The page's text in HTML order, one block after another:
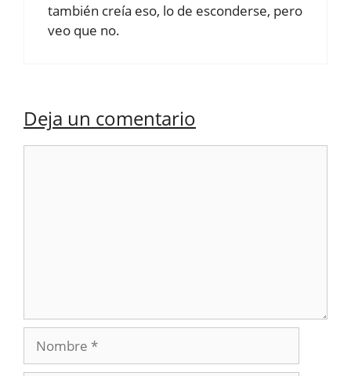
también creía eso, lo de esconderse, pero
veo que no.
Deja un comentario
Nombre